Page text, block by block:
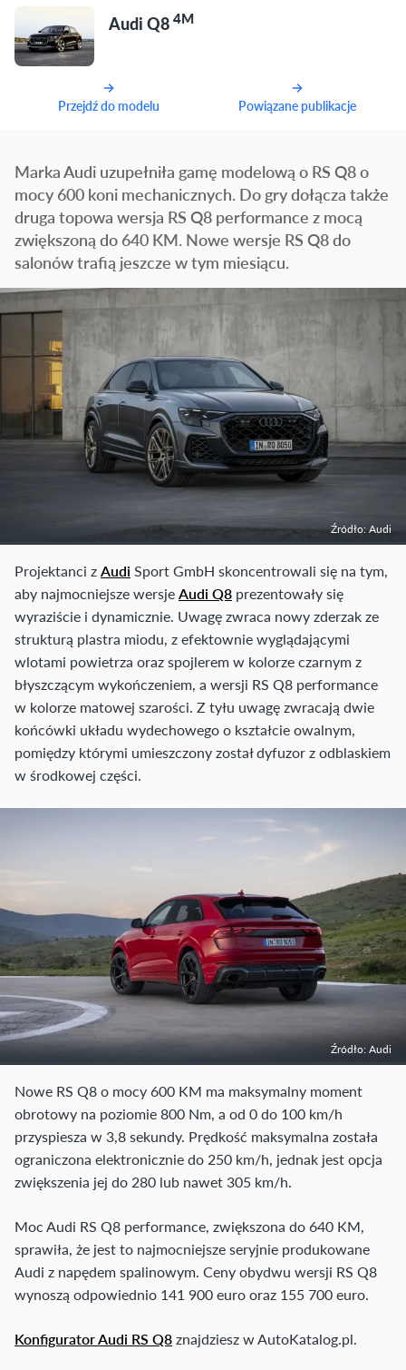
Audi Q84M
Przejdź do modelu Powiązane publikacje
Marka Audi uzupełniła gamę modelową o RS Q8 o
mocy 600 koni mechanicznych. Do gry dołącza także
druga topowa wersja RS Q8 performance z mocą
zwiększoną do 640 KM. Nowe wersje RS Q8 do
salonów trafią jeszcze w tym miesiącu.
Źródło: Audi
Projektanci zAudi Sport GmbH skoncentrowali się na tym,
aby najmocniejsze wersjeAudi Q8 prezentowały się
wyraziście i dynamicznie. Uwagę zwraca nowy zderzak ze
strukturą plastra miodu, z efektownie wyglądającymi
wlotami powietrza oraz spojlerem w kolorze czarnym z
błyszczącym wykończeniem, a wersji RS Q8 performance
w kolorze matowej szarości. Z tyłu uwagę zwracają dwie
końcówki układu wydechowego o kształcie owalnym,
pomiędzy którymi umieszczony został dyfuzor z odblaskiem
w środkowej części.
Źródło: Audi
Nowe RS Q8 o mocy 600 KM ma maksymalny moment
obrotowy na poziomie 800 Nm, a od 0 do 100 km/h
przyspiesza w 3,8 sekundy. Prędkość maksymalna została
ograniczona elektronicznie do 250 km/h, jednak jest opcja
zwiększenia jej do 280 lub nawet 305 km/h.
Moc Audi RS Q8 performance, zwiększona do 640 KM,
sprawiła, że jest to najmocniejsze seryjnie produkowane
Audi z napędem spalinowym. Ceny obydwu wersji RS Q8
wynoszą odpowiednio 141 900 euro oraz 155 700 euro.
Konfigurator Audi RS Q8znajdziesz w AutoKatalog.pl.